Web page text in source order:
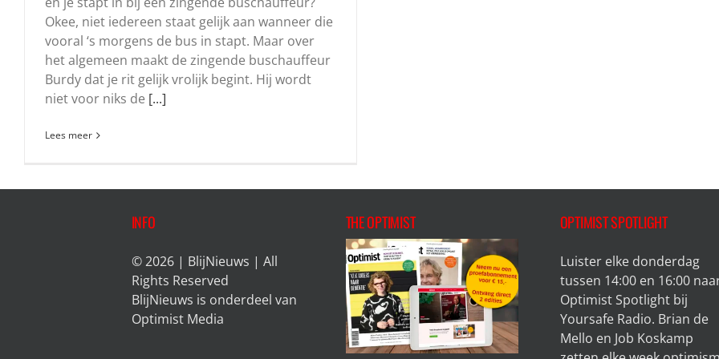
Okee, niet iedereen staat gelijk aan wanneer die
vooral ‘s morgens de bus in stapt. Maar over
het algemeen maakt de zingende buschauffeur
Burdy dat je rit gelijk vrolijk begint. Hij wordt
niet voor niks de [...]
Lees meer
INFO
© 2026 | BlijNieuws | All
Rights Reserved
BlijNieuws is onderdeel van
Optimist Media
THE OPTIMIST OPTIMIST SPOTLIGHT
Luister elke donderdag
tussen 14:00 en 16:00
Optimist Spotlight bij
Yoursafe Radio. Brian de
Mello en Job Koskamp